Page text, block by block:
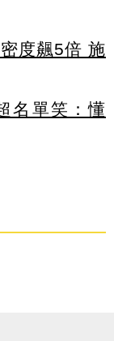
度飆5倍 施
名單笑：懂